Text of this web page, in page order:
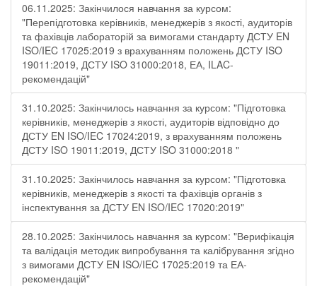
06.11.2025: Закінчилося навчання за курсом:
"Перепідготовка керівників, менеджерів з якості, аудиторів
та фахівців лабораторій за вимогами стандарту ДСТУ EN
ISO/IEC 17025:2019 з врахуванням положень ДСТУ ISO
19011:2019, ДСТУ ISO 31000:2018, ЕА, ILAC-
рекомендацій"
31.10.2025: Закінчилось навчання за курсом: "Підготовка
керівників, менеджерів з якості, аудиторів відповідно до
ДСТУ EN ISO/IEC 17024:2019, з врахуванням положень
ДСТУ ISO 19011:2019, ДСТУ ISO 31000:2018 "
31.10.2025: Закінчилось навчання за курсом: "Підготовка
керівників, менеджерів з якості та фахівців органів з
інспектування за ДСТУ EN ISO/IEC 17020:2019"
28.10.2025: Закінчилось навчання за курсом: "Верифікація
та валідація методик випробування та калібрування згідно
з вимогами ДСТУ EN ISO/IEC 17025:2019 та ЕА-
рекомендацій"